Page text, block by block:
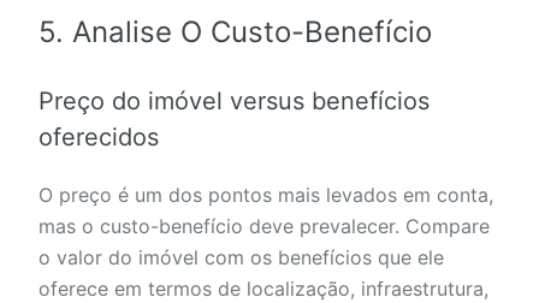
5. Analise O Custo-Benefício
Preço do imóvel versus benefícios
oferecidos
O preço é um dos pontos mais levados em conta,
mas o custo-benefício deve prevalecer. Compare
o valor do imóvel com os benefícios que ele
oferece em termos de localização, infraestrutura,